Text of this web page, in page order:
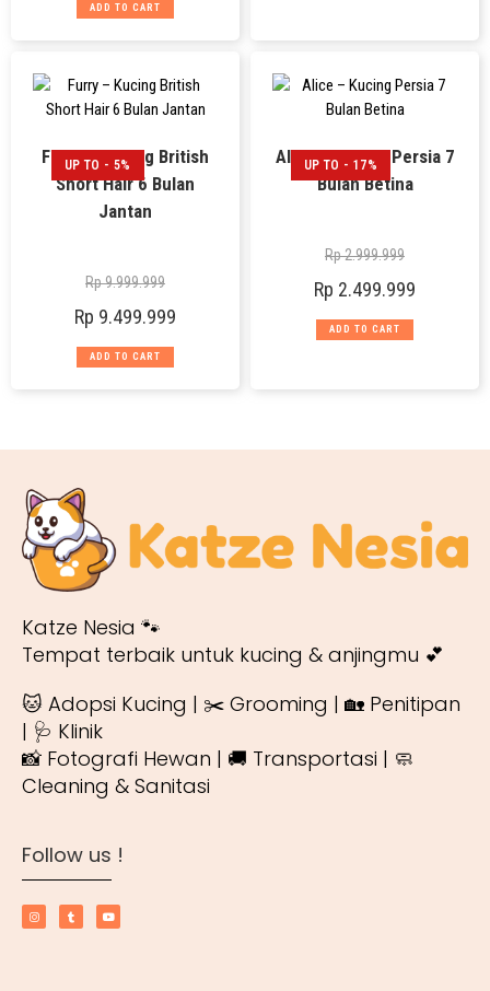
ADD TO CART
UP TO - 5%
Furry – Kucing British
Short Hair 6 Bulan
Jantan
Rp9.999.999
Rp 9.499.999
ADD TO CART
UP TO - 17%
Alice – Kucing Persia 7
Bulan Betina
Rp2.999.999
Rp 2.499.999
ADD TO CART
Katze Nesia 🐾
Tempat terbaik untuk kucing & anjingmu 💕
🐱 Adopsi Kucing | ✂️ Grooming | 🏡 Penitipan
| 🩺 Klinik
📸 Fotografi Hewan | 🚚 Transportasi | 🧼
Cleaning & Sanitasi
Follow us !